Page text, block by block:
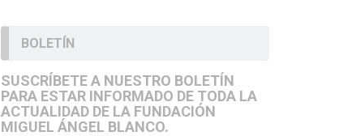
BOLETÍN
SUSCRÍBETE A NUESTRO BOLETÍN
PARA ESTAR INFORMADO DE TODA LA
ACTUALIDAD DE LA FUNDACIÓN
MIGUEL ÁNGEL BLANCO.